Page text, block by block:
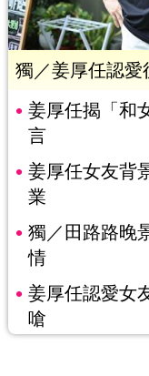
獨／姜厚任認愛
姜厚任揭「和
言
姜厚任女友背
業
獨／田路路晚
情
姜厚任認愛女
嗆